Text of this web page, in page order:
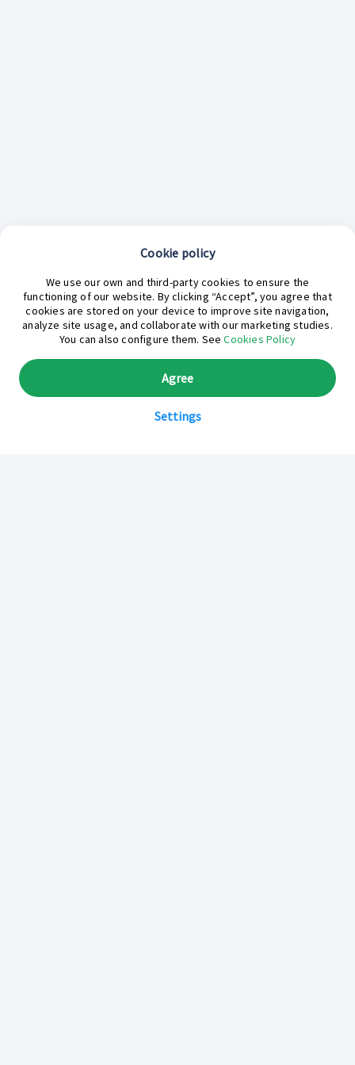
¿En qué podemos ayudarte hoy?
Cookie policy
We use our own and third-party cookies to ensure the
functioning of our website. By clicking “Accept”, you agree that
cookies are stored on your device to improve site navigation,
analyze site usage, and collaborate with our marketing studies.
You can also configure them. SeeCookies Policy
Settings
Agree